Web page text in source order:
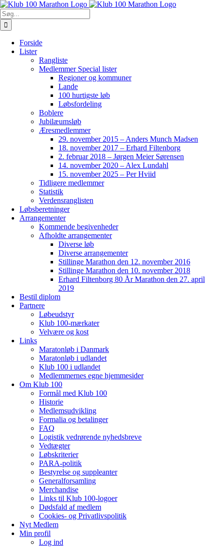
Skip
to
content
Søg
efter:
Forside
Lister
Rangliste
Medlemmer Special lister
Regioner og kommuner
Lande
100 hurtigste løb
Løbsfordeling
Boblere
Jubilæumsløb
Æresmedlemmer
29. november 2015 – Anders Munch Madsen
18. november 2017 – Erhard Filtenborg
2. februar 2018 – Jørgen Meier Sørensen
14. november 2020 – Alex Lundahl
15. november 2025 – Per Hviid
Tidligere medlemmer
Statistik
Verdensranglisten
Løbsberetninger
Arrangementer
Kommende begivenheder
Afholdte arrangementer
Diverse løb
Diverse arrangementer
Stillinge Marathon den 12. november 2016
Stillinge Marathon den 10. november 2018
Erhard Filtenborg 80 År Marathon den 27. april
2019
Bestil diplom
Partnere
Løbeudstyr
Klub 100-mærkater
Velvære og kost
Links
Maratonløb i Danmark
Maratonløb i udlandet
Klub 100 i udlandet
Medlemmernes egne hjemmesider
Om Klub 100
Formål med Klub 100
Historie
Medlemsudvikling
Formalia og betalinger
FAQ
Logistik vedrørende nyhedsbreve
Vedtægter
Løbskriterier
PARA-politik
Bestyrelse og suppleanter
Generalforsamling
Merchandise
Links til Klub 100-logoer
Dødsfald af medlem
Cookies- og Privatlivspolitik
Nyt Medlem
Min profil
Log ind